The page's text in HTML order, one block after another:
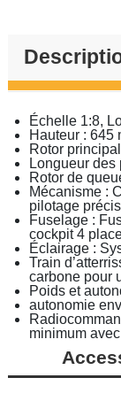
Échelle 1:8,
Hauteur : 645
Rotor
Longueur des
Rotor de
Mécanisme :
pilotage précis
Fuselage :
cockpit 4
Éclairage :
Train
carbone pour
Poids et
autonomie
minimum